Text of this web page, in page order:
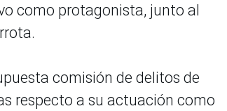
como protagonista, junto al
comisión de delitos de
respecto a su actuación como